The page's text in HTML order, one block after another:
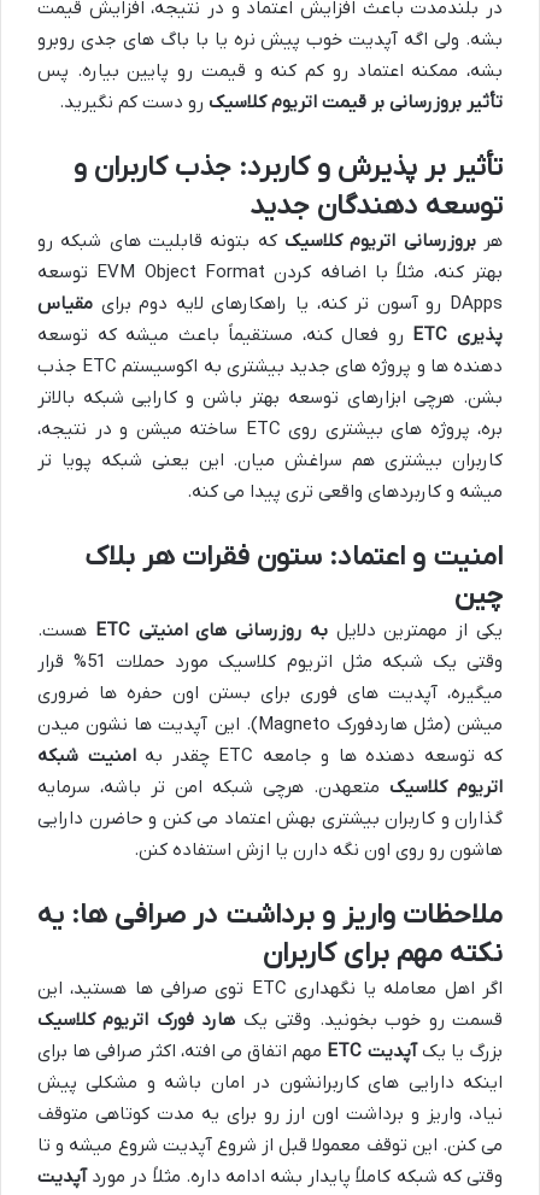
در بلندمدت باعث افزایش اعتماد و در نتیجه، افزایش قیمت
بشه. ولی اگه آپدیت خوب پیش نره یا با باگ های جدی روبرو
بشه، ممکنه اعتماد رو کم کنه و قیمت رو پایین بیاره. پس
تأثیر بروزرسانی بر قیمت اتریوم کلاسیک رو دست کم نگیرید.
تأثیر بر پذیرش و کاربرد: جذب کاربران و
توسعه دهندگان جدید
هربروزرسانی اتریوم کلاسیک که بتونه قابلیت های شبکه رو
بهتر کنه، مثلاً با اضافه کردن EVM Object Format توسعه
DApps رو آسون تر کنه، یا راهکارهای لایه دوم برای
مقیاس
پذیری ETC
رو فعال کنه، مستقیماً باعث میشه که توسعه
دهنده ها و پروژه های جدید بیشتری به اکوسیستم ETC جذب
بشن. هرچی ابزارهای توسعه بهتر باشن و کارایی شبکه بالاتر
بره، پروژه های بیشتری روی ETC ساخته میشن و در نتیجه،
کاربران بیشتری هم سراغش میان. این یعنی شبکه پویا تر
میشه و کاربردهای واقعی تری پیدا می کنه.
امنیت و اعتماد: ستون فقرات هر بلاک
چین
یکی از مهمترین دلایلبه روزرسانی های امنیتی ETC
هست.
وقتی یک شبکه مثل اتریوم کلاسیک مورد حملات 51% قرار
میگیره، آپدیت های فوری برای بستن اون حفره ها ضروری
میشن (مثل هاردفورک Magneto). این آپدیت ها نشون میدن
که توسعه دهنده ها و جامعه ETC چقدر به
امنیت شبکه
اتریوم کلاسیک متعهدن. هرچی شبکه امن تر باشه، سرمایه
گذاران و کاربران بیشتری بهش اعتماد می کنن و حاضرن دارایی
هاشون رو روی اون نگه دارن یا ازش استفاده کنن.
ملاحظات واریز و برداشت در صرافی ها: یه
نکته مهم برای کاربران
اگر اهل معامله یا نگهداری ETC توی صرافی ها هستید، این
قسمت رو خوب بخونید. وقتی یک هارد فورک اتریوم کلاسیک
بزرگ یا یکآپدیت ETC
مهم اتفاق می افته، اکثر صرافی ها برای
اینکه دارایی های کاربرانشون در امان باشه و مشکلی پیش
نیاد، واریز و برداشت اون ارز رو برای یه مدت کوتاهی متوقف
می کنن. این توقف معمولا قبل از شروع آپدیت شروع میشه و تا
وقتی که شبکه کاملاً پایدار بشه ادامه داره. مثلاً در موردآپدیت